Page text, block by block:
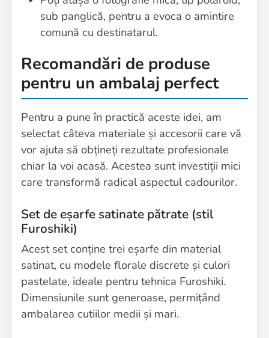
sub panglică, pentru a evoca o amintire
comună cu destinatarul.
Recomandări de produse
pentru un ambalaj perfect
Pentru a pune în practică aceste idei, am
selectat câteva materiale și accesorii care vă
vor ajuta să obțineți rezultate profesionale
chiar la voi acasă. Acestea sunt investiții mici
care transformă radical aspectul cadourilor.
Set de eșarfe satinate pătrate (stil
Furoshiki)
Acest set conține trei eșarfe din material
satinat, cu modele florale discrete și culori
pastelate, ideale pentru tehnica Furoshiki.
Dimensiunile sunt generoase, permițând
ambalarea cutiilor medii și mari.